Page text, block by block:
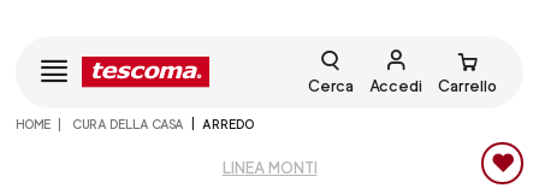
Cerca Accedi Carrello
HOME CURA DELLA CASA ARREDO
LINEA MONTI